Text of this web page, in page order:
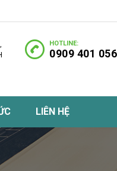
HOTLINE:
0909 401 056
LIÊN HỆ